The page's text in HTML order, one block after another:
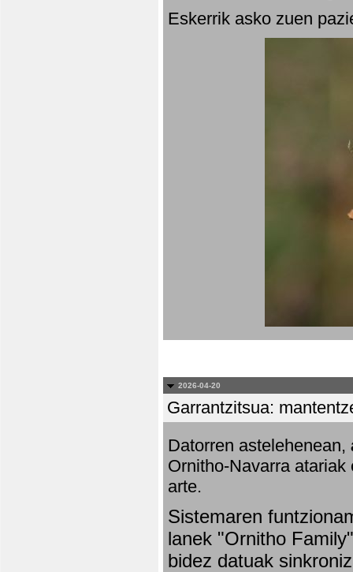
Eskerrik asko zuen
2026-04-20
Garrantzitsua:
Datorren astelehenean,
Ornitho-Navarra
arte.
Sistemaren
lanek "Ornitho
bidez datuak